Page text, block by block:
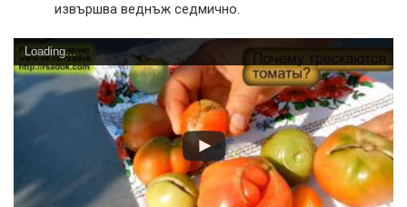
извършва веднъж седмично.
Loading...